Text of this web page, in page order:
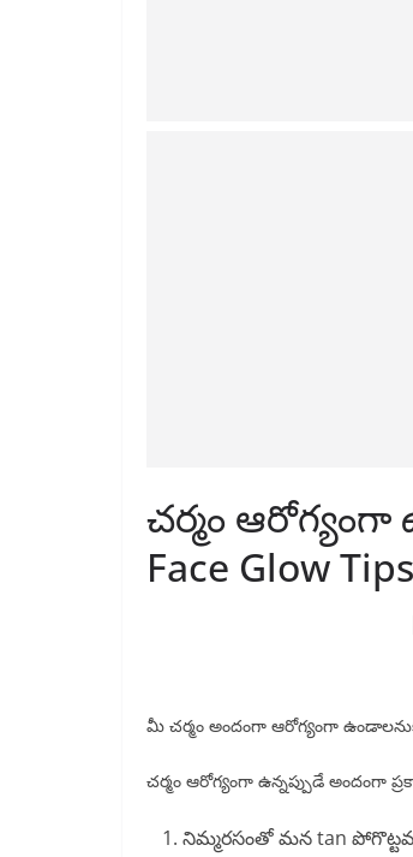
చర్మం ఆరోగ్యంగా
Face Glow
మీ చర్మం అందంగా ఆరోగ్యంగా
చర్మం ఆరోగ్యంగా ఉన్నప్పుడే అందంగా
నిమ్మరసంతో మన tan